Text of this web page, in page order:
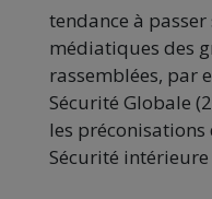
tendance à
médiatiques des
rassemblées, par
Sécurité Globale
les
Sécurité intérieure